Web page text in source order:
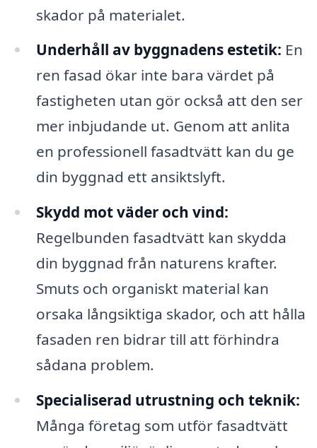
skador på materialet.
Underhåll av byggnadens estetik: En
ren fasad ökar inte bara värdet på
fastigheten utan gör också att den ser
mer inbjudande ut. Genom att anlita
en professionell fasadtvätt kan du ge
din byggnad ett ansiktslyft.
Skydd mot väder och vind:
Regelbunden fasadtvätt kan skydda
din byggnad från naturens krafter.
Smuts och organiskt material kan
orsaka långsiktiga skador, och att hålla
fasaden ren bidrar till att förhindra
sådana problem.
Specialiserad utrustning och teknik:
Många företag som utför fasadtvätt